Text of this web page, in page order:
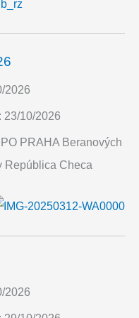
2026
23/10/2026
PRAHA Beranových
República Checa
2026